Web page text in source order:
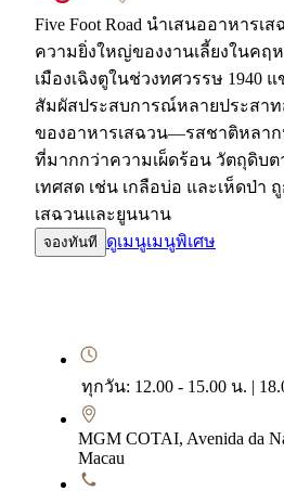
Five Foot Road นำเสนออาหาร
ความยิ่งใหญ่ของงานเลี้ยงในคฤ
เมืองเฉิงตูในช่วงทศวรรษ 1940
สัมผัสประสบการณ์หลายประสา
ของอาหารเสฉวน—รสชาติหลา
ที่มากกว่าความเผ็ดร้อน วัตถุดิบต
เทศสด เช่น เกลือบ่อ และเห็ดป่
เสฉวนและยูนนาน
จองทันที ดูเมนูเมนูพิเศษ
ทุกวัน: 12.00 - 15.00 น. |
MGM COTAI, Avenida da
Macau